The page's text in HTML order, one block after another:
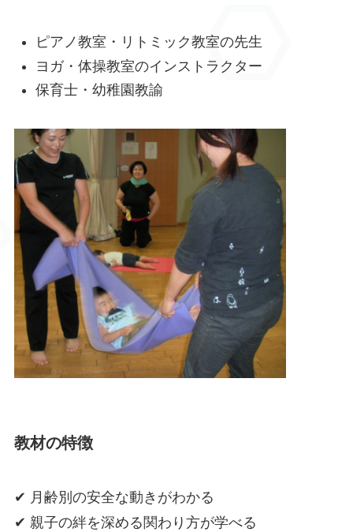
ピアノ教室・リトミック教室の先生
ヨガ・体操教室のインストラクター
保育士・幼稚園教諭
教材の特徴
✔ 月齢別の安全な動きがわかる
✔ 親子の絆を深める関わり方が学べる